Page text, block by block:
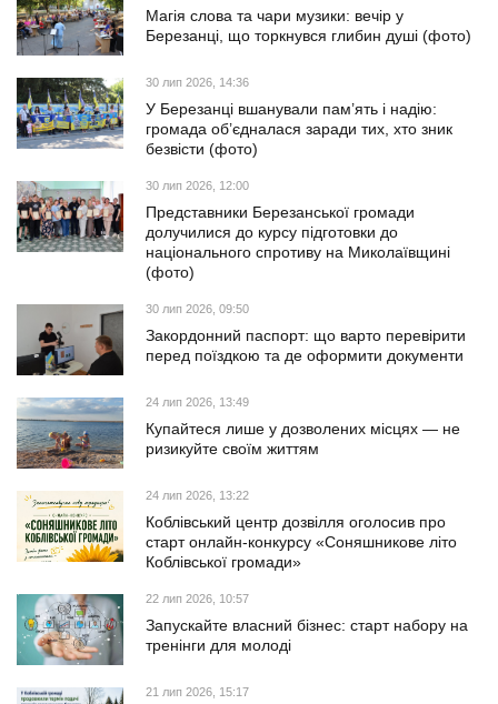
Магія слова та чари музики: вечір у
Березанці, що торкнувся глибин душі (фото)
30 лип 2026, 14:36
У Березанці вшанували пам’ять і надію:
громада об’єдналася заради тих, хто зник
безвісти (фото)
30 лип 2026, 12:00
Представники Березанської громади
долучилися до курсу підготовки до
національного спротиву на Миколаївщині
(фото)
30 лип 2026, 09:50
Закордонний паспорт: що варто перевірити
перед поїздкою та де оформити документи
24 лип 2026, 13:49
Купайтеся лише у дозволених місцях — не
ризикуйте своїм життям
24 лип 2026, 13:22
Коблівський центр дозвілля оголосив про
старт онлайн-конкурсу «Соняшникове літо
Коблівської громади»
22 лип 2026, 10:57
Запускайте власний бізнес: старт набору на
тренінги для молоді
21 лип 2026, 15:17